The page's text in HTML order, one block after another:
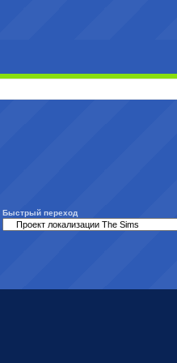
Быстрый переход